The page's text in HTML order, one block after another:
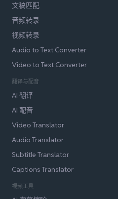
文稿匹配
音频转录
视频转录
Audio to Text Converter
Video to Text Converter
翻译与配音
AI 翻译
AI 配音
Video Translator
Audio Translator
Subtitle Translator
Captions Translator
视频工具